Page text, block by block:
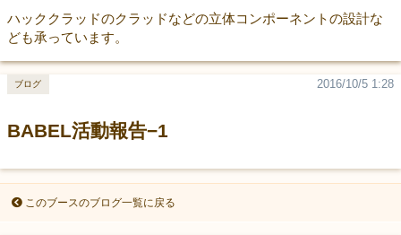
ハッククラッドのクラッドなどの立体コンポーネントの設計な
ども承っています。
BABEL活動報告−1
2016/10/5 1:28
ブログ
このブースのブログ一覧に戻る